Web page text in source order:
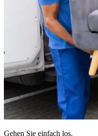
Gehen Sie einfach los.